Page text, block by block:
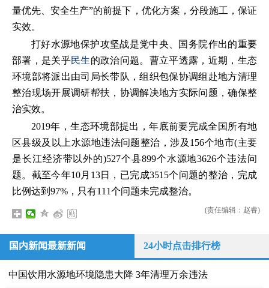
量优先、安全生产”的前提下，优化方案，分段施工，保证
实效。
打好水源地保护攻坚战是党中央、国务院作出的重要
部署，是关乎民生的政治问题。曹立平透露，近期，生态
环境部将派出由司局长带队，组织包保协调组赴地方清理
整治现场开展调研帮扶，协调解决地方实际问题，确保整
治实效。
2019年，生态环境部提出，年底前要完成全国所有地
区县级及以上水源地违法问题整治，涉及156个地市(主要
是长江经济带以外的)527个县899个水源地3626个违法问
题。截至今年10月13日，已完成3515个问题的整治，完成
比例达到97%，只有111个问题未完成整治。
(责任编辑：赵睿)
国内新闻最新新闻 24小时点击排行榜
中国饮用水源地环境隐患大降 3年清理万余违法